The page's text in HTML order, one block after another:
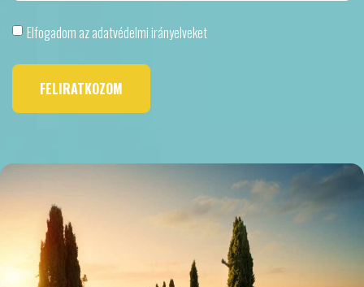
Elfogadom az adatvédelmi irányelveket
FELIRATKOZOM